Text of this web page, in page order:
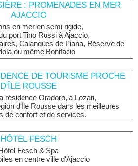
: PROMENADES EN MER
AJACCIO
en mer en semi rigide,
port Tino Rossi à Ajaccio,
Calanques de Piana, Réserve de
ou même Bonifacio
DE TOURISME PROCHE
D'ÎLE ROUSSE
résidence Oradoro, à Lozari,
d'Île Rousse dans les meilleures
de confort et de services.
HÔTEL FESCH
Fesch & Spa
en centre ville d'Ajaccio